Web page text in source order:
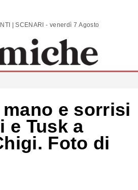
ANALISI | COMMENTI | SCENARI - venerdì 7 Agosto 2026
e sorrisi
e Tusk a
Foto di